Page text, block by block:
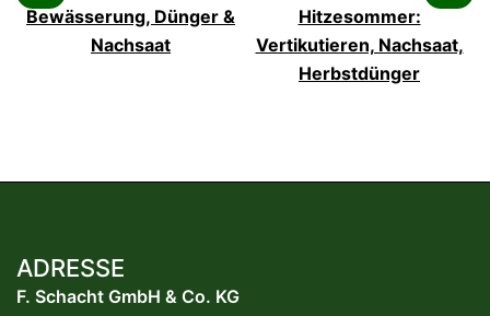
Bewässerung, Dünger &
Nachsaat
Hitzesommer:
Vertikutieren, Nachsaat,
Herbstdünger
ADRESSE
F. Schacht GmbH & Co. KG